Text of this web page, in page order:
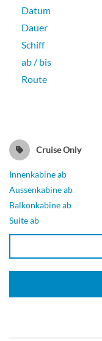
Datum
Dauer
Schiff
ab / bis
Route
Cruise Only
Innenkabine ab
Aussenkabine ab
Balkonkabine ab
Suite ab